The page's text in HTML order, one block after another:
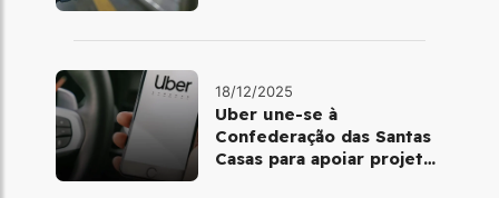
18/12/2025
Uber une-se à
Confederação das Santas
Casas para apoiar projetos